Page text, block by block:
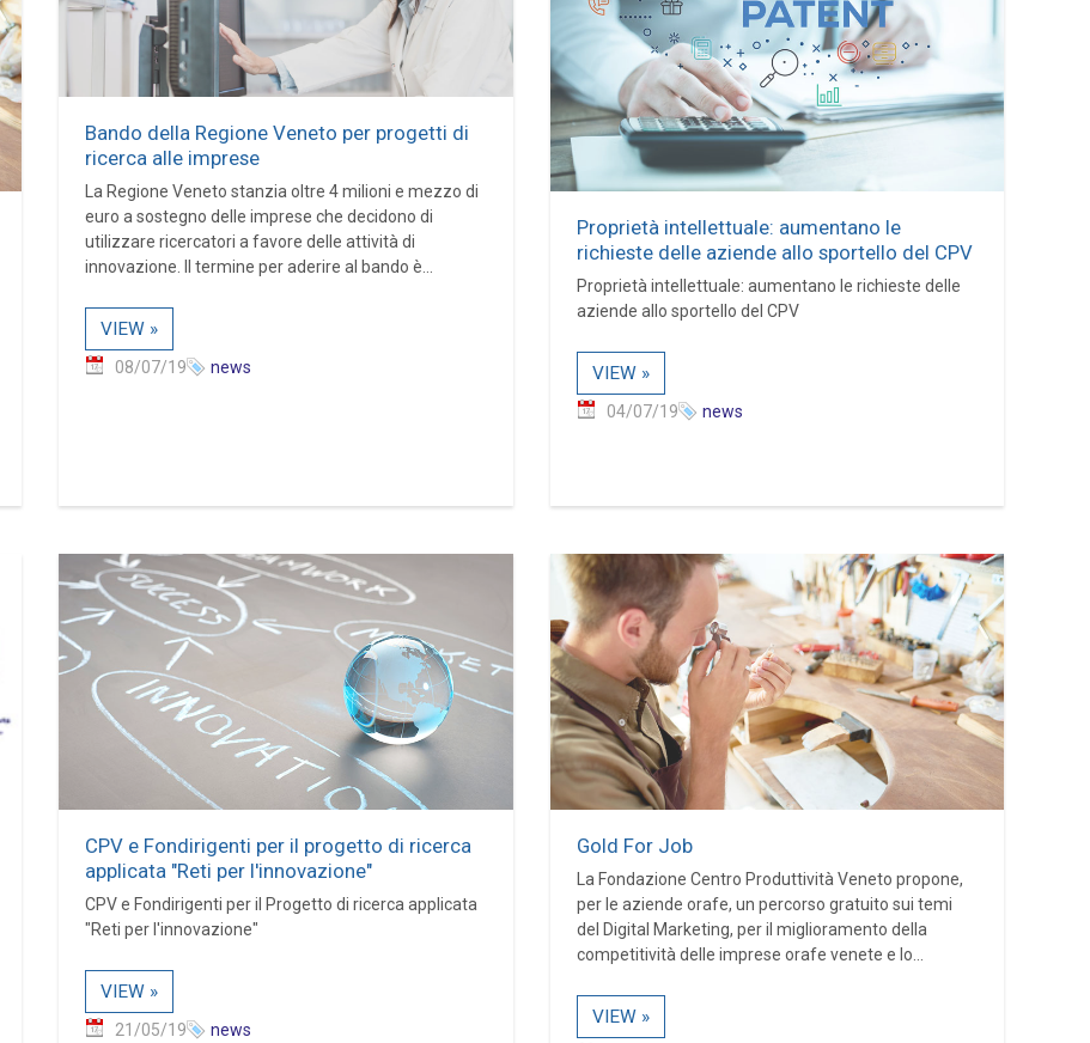
Bando della Regione Veneto per progetti di
ricerca alle imprese
La Regione Veneto stanzia oltre 4 milioni e mezzo di
euro a sostegno delle imprese che decidono di
utilizzare ricercatori a favore delle attività di
innovazione. Il termine per aderire al bando è...
VIEW »
08/07/19 news
Proprietà intellettuale: aumentano le
richieste delle aziende allo sportello del CPV
Proprietà intellettuale: aumentano le richieste delle
aziende allo sportello del CPV
VIEW »
04/07/19 news
CPV e Fondirigenti per il progetto di ricerca
applicata "Reti per l'innovazione"
CPV e Fondirigenti per il Progetto di ricerca applicata
"Reti per l'innovazione"
VIEW »
21/05/19 news
Gold For Job
La Fondazione Centro Produttività Veneto propone,
per le aziende orafe, un percorso gratuito sui temi
del Digital Marketing, per il miglioramento della
competitività delle imprese orafe venete e lo...
VIEW »